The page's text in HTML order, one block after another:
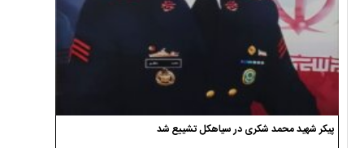
پیکر شهید محمد شکری در سیاهکل تشییع شد